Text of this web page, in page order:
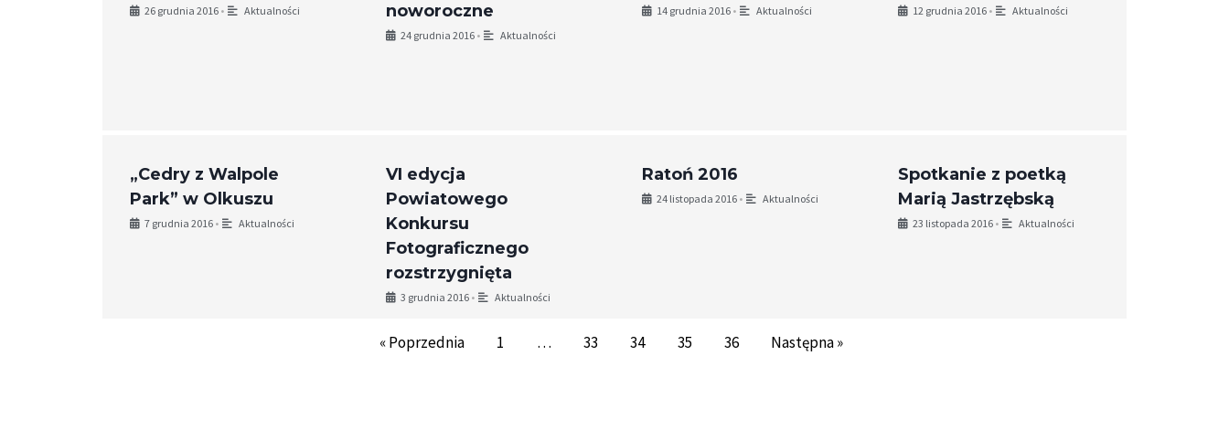
26 grudnia 2016 • Aktualności
noworoczne
24 grudnia 2016 • Aktualności
14 grudnia 2016 • Aktualności 12 grudnia 2016 • Aktualności
„Cedry z Walpole
Park” w Olkuszu
7 grudnia 2016 • Aktualności
VI edycja
Powiatowego
Konkursu
Fotograficznego
rozstrzygnięta
3 grudnia 2016 • Aktualności
Ratoń 2016
24 listopada 2016 • Aktualności
Spotkanie z poetką
Marią Jastrzębską
23 listopada 2016 • Aktualności
« Poprzednia 1 … 33 34 35 36 Następna »